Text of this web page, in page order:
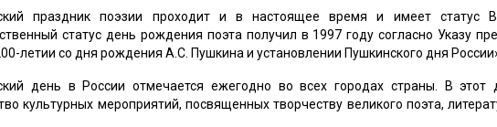
праздник поэзии проходит и в настоящее время и имеет статус
статус день рождения поэта получил в 1997 году согласно Указу
летии со дня рождения А.С. Пушкина и установлении Пушкинского дня
день в России отмечается ежегодно во всех городах страны. В этот
культурных мероприятий, посвященных творчеству великого поэта,